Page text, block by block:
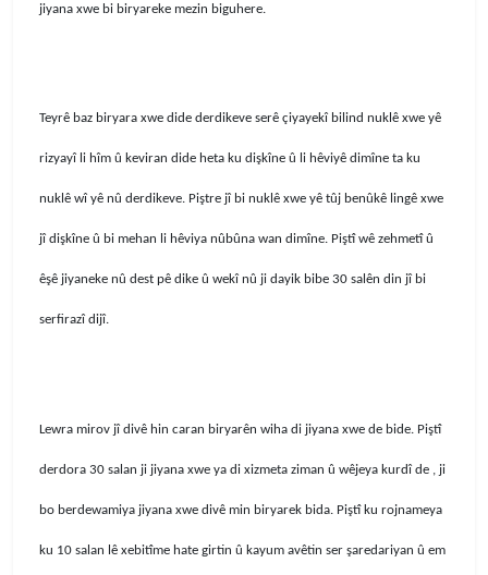
jiyana xwe bi biryareke mezin biguhere.
Teyrê baz biryara xwe dide derdikeve serê çiyayekî bilind nuklê xwe yê
rizyayî li hîm û keviran dide heta ku dişkîne û li hêviyê dimîne ta ku
nuklê wî yê nû derdikeve. Piştre jî bi nuklê xwe yê tûj benûkê lingê xwe
jî dişkîne û bi mehan li hêviya nûbûna wan dimîne. Piştî wê zehmetî û
êşê jiyaneke nû dest pê dike û wekî nû ji dayik bibe 30 salên din jî bi
serfirazî dijî.
Lewra mirov jî divê hin caran biryarên wiha di jiyana xwe de bide. Piştî
derdora 30 salan ji jiyana xwe ya di xizmeta ziman û wêjeya kurdî de , ji
bo berdewamiya jiyana xwe divê min biryarek bida. Piştî ku rojnameya
ku 10 salan lê xebitîme hate girtin û kayum avêtin ser şaredariyan û em